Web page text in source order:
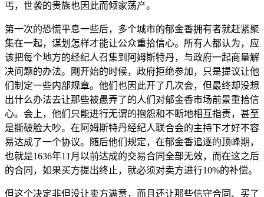
丐，世袭的贵族也因此而倾家荡产。
第一次的恐慌平息一些后，多个城市的郁金香拥有者就赶紧聚
集在一起，谋划怎样才能让公众重拾信心。所有人都认为，应
该把每个地方的经纪人召集到阿姆斯特丹，与政府一起商量解
决问题的办法。刚开始的时候，政府拒绝参加，只是提议让他
们制定一些内部规章。他们也因此开了几次会，但最终却没想
出什么办法去让那些被愚弄了的人们对郁金香市场前景重拾信
心。会上，他们只能进行无谓的抱怨和不断地相互指责，甚至
是撕破脸大吵。在阿姆斯特丹经纪人联合会的主持下才好不容
易达成了一个协议。随后他们规定，在郁金香追逐的顶峰期，
也就是1636年11月以前达成的交易合同全部无效，而在这之后
的合同，如果买方提出终止，就必须对卖方进行10%的补偿。
但这个决定非但没让卖方满意，而且还让那些信守合同、买了